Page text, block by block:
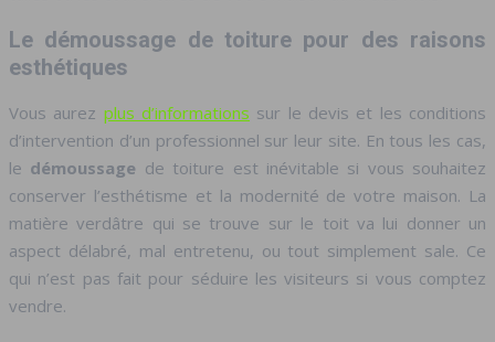
Le démoussage de toiture pour des raisons
esthétiques
Vous aurez plus d’informations sur le devis et les conditions
d’intervention d’un professionnel sur leur site. En tous les cas,
le démoussage de toiture est inévitable si vous souhaitez
conserver l’esthétisme et la modernité de votre maison. La
matière verdâtre qui se trouve sur le toit va lui donner un
aspect délabré, mal entretenu, ou tout simplement sale. Ce
qui n’est pas fait pour séduire les visiteurs si vous comptez
vendre.